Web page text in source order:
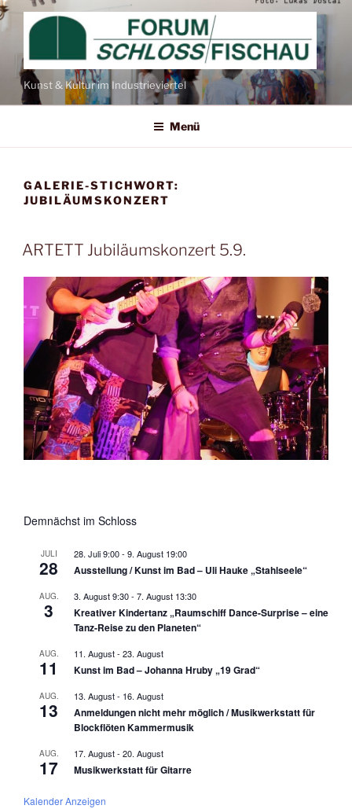
Zum
Inhalt
Kunst & Kultur im Industrieviertel
Menü
GALERIE-STICHWORT:
JUBILÄUMSKONZERT
ARTETT Jubiläumskonzert 5.9.
Demnächst im Schloss
JULI
28
28. Juli 9:00- 9. August 19:00
Ausstellung / Kunst im Bad – Uli Hauke „Stahlseele“
AUG.
3
3. August 9:30- 7. August 13:30
Kreativer Kindertanz „Raumschiff Dance-Surprise – eine
Tanz-Reise zu den Planeten“
AUG.
11
11. August- 23. August
Kunst im Bad – Johanna Hruby „19 Grad“
AUG.
13
13. August- 16. August
Anmeldungen nicht mehr möglich / Musikwerkstatt für
Blockflöten Kammermusik
AUG.
17
17. August- 20. August
Musikwerkstatt für Gitarre
Kalender Anzeigen